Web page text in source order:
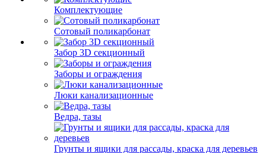
Комплектующие
Сотовый поликарбонат
Забор 3D секционный
Заборы и ограждения
Люки канализационные
Ведра, тазы
Грунты и ящики для рассады, краска для деревьев